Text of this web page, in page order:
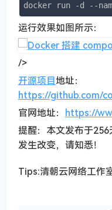
docker run -d --
运行效果如图所示：
/>
开源项目地址：
https://github.com/
官网地址： https://
提醒：本文发布于
发生改变，请知悉！
Tips:清朝云网络工作